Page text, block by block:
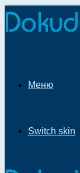
Меню
Switch skin